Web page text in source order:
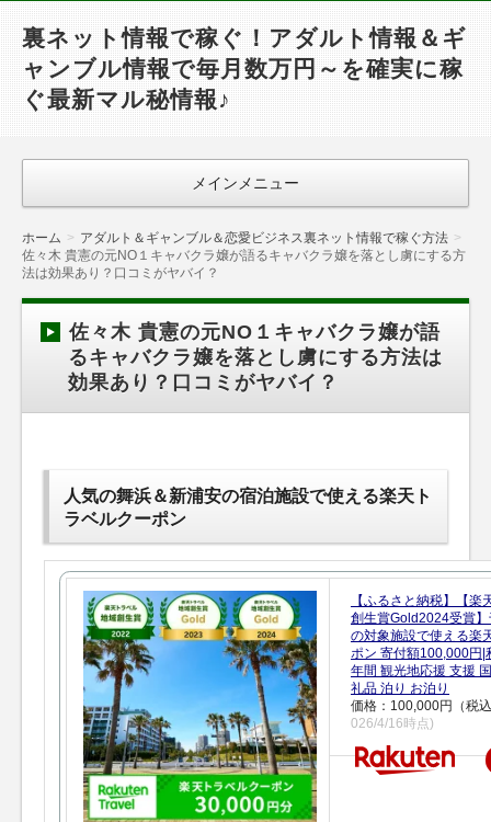
裏ネット情報で稼ぐ！アダルト情報＆ギ
ャンブル情報で毎月数万円～を確実に稼
ぐ最新マル秘情報♪
メインメニュー
ホーム
アダルト＆ギャンブル＆恋愛ビジネス裏ネット情報で稼ぐ方法
佐々木 貴憲の元NO１キャバクラ嬢が語るキャバクラ嬢を落とし虜にする方
法は効果あり？口コミがヤバイ？
佐々木 貴憲の元NO１キャバクラ嬢が語
るキャバクラ嬢を落とし虜にする方法は
効果あり？口コミがヤバイ？
人気の舞浜＆新浦安の宿泊施設で使える楽天ト
ラベルクーポン
【ふるさと納税】【楽
創生賞Gold2024受賞
の対象施設で使える楽
ポン 寄付額100,000円|
年間 観光地応援 支援
礼品 泊り お泊り
価格：100,000円（税
026/4/16時点)